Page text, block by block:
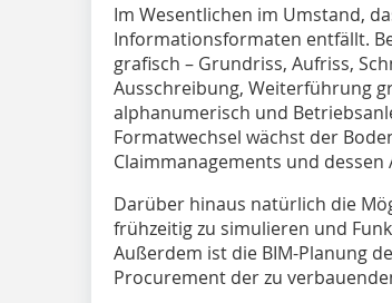
Im Wesentlichen im Umstand,
Informationsformaten entfällt.
grafisch – Grundriss, Aufriss,
Ausschreibung, Weiterführung
alphanumerisch und
Formatwechsel wächst der
Claimmanagements und
Darüber hinaus natürlich die
frühzeitig zu simulieren und
Außerdem ist die BIM-Planung
Procurement der zu